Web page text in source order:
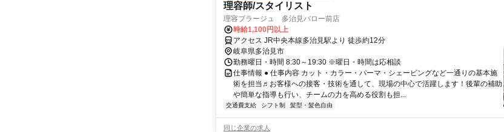
理容師/スタイリスト
理容プラージュ 多治見バロー前店
時給1,100円以上
アクセス JR中央本線多治見駅より 徒歩約12分
岐阜県多治見市
勤務曜日・時間 8:30～19:30 ※曜日・時間は応相談
仕事情報 ● 仕事内容 カット・カラー・パーマ・シェービングなど一通りの基本施
術を担当♬お客様への接客・技術を通して、現場の中心で活躍します！後輩の補助
や簡単な指導も行い、チームの力を高める役割も担...
交通費支給 シフト制 髪型・髪色自由
同じ企業の求人